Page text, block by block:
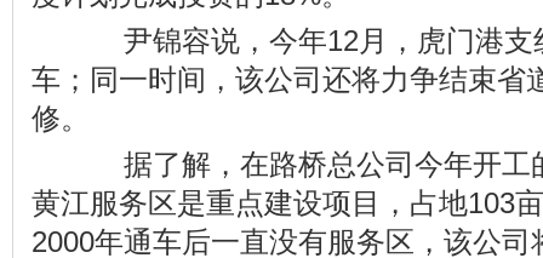
尹锦容说，今年12月，虎门港支
车；同一时间，该公司还将力争结束省
修。
据了解，在路桥总公司今年开工
黄江服务区是重点建设项目，占地103
2000年通车后一直没有服务区，该公